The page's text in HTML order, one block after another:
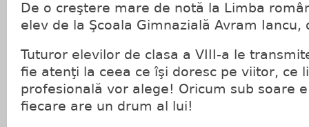
De o creştere mare de notă la Limba
elev de la Şcoala Gimnazială Avram Iancu,
Tuturor elevilor de clasa a VIII-a le
fie atenţi la ceea ce îşi doresc pe viitor, ce
profesională vor alege! Oricum sub soare
fiecare are un drum al lui!